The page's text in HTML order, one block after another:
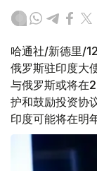
哈通社/新德里/
俄罗斯驻印度大
与俄罗斯或将在
护和鼓励投资协
印度可能将在明